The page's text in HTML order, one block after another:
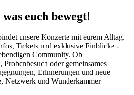
euch bewegt!
unsere Konzerte mit eurem Alltag.
Tickets und exklusive Einblicke -
Community. Ob
oder gemeinsames
Erinnerungen und neue
Netzwerk und Wunderkammer